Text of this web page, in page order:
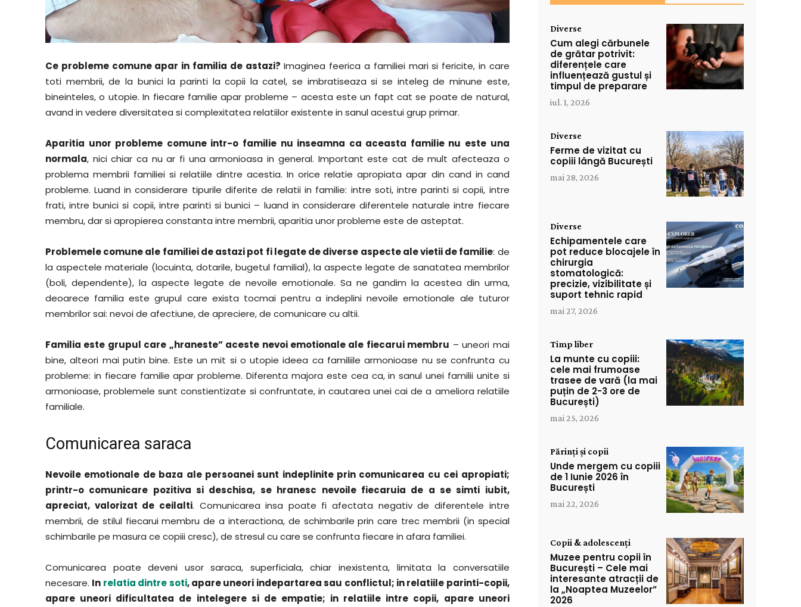
Ce probleme comune apar in familia de astazi? Imaginea feerica a familiei mari si fericite, in care
toti membrii, de la bunici la parinti la copii la catel, se imbratiseaza si se inteleg de minune este,
bineinteles, o utopie. In fiecare familie apar probleme – acesta este un fapt cat se poate de natural,
avand in vedere diversitatea si complexitatea relatiilor existente in sanul acestui grup primar.
Aparitia unor probleme comune intr-o familie nu inseamna ca aceasta familie nu este una
normala, nici chiar ca nu ar fi una armonioasa in general. Important este cat de mult afecteaza o
problema membrii familiei si relatiile dintre acestia. In orice relatie apropiata apar din cand in cand
probleme. Luand in considerare tipurile diferite de relatii in familie: intre soti, intre parinti si copii, intre
frati, intre bunici si copii, intre parinti si bunici – luand in considerare diferentele naturale intre fiecare
membru, dar si apropierea constanta intre membrii, aparitia unor probleme este de asteptat.
Problemele comune ale familiei de astazi pot fi legate de diverse aspecte ale vietii de familie: de
la aspectele materiale (locuinta, dotarile, bugetul familial), la aspecte legate de sanatatea membrilor
(boli, dependente), la aspecte legate de nevoile emotionale. Sa ne gandim la acestea din urma,
deoarece familia este grupul care exista tocmai pentru a indeplini nevoile emotionale ale tuturor
membrilor sai: nevoi de afectiune, de apreciere, de comunicare cu altii.
Familia este grupul care „hraneste” aceste nevoi emotionale ale fiecarui membru – uneori mai
bine, alteori mai putin bine. Este un mit si o utopie ideea ca familiile armonioase nu se confrunta cu
probleme: in fiecare familie apar probleme. Diferenta majora este cea ca, in sanul unei familii unite si
armonioase, problemele sunt constientizate si confruntate, in cautarea unei cai de a ameliora relatiile
familiale.
Comunicarea saraca
Nevoile emotionale de baza ale persoanei sunt indeplinite prin comunicarea cu cei apropiati;
printr-o comunicare pozitiva si deschisa, se hranesc nevoile fiecaruia de a se simti iubit,
apreciat, valorizat de ceilalti. Comunicarea insa poate fi afectata negativ de diferentele intre
membrii, de stilul fiecarui membru de a interactiona, de schimbarile prin care trec membrii (in special
schimbarile pe masura ce copiii cresc), de stresul cu care se confrunta fiecare in afara familiei.
Comunicarea poate deveni usor saraca, superficiala, chiar inexistenta, limitata la conversatiile
necesare. In relatia dintre soti, apare uneori indepartarea sau conflictul; in relatiile parinti-copii,
apare uneori dificultatea de intelegere si de empatie; in relatiile intre copii, apare uneori
Diverse
Cum alegi cărbunele
de grătar potrivit:
diferențele care
influențează gustul și
timpul de preparare
iul. 1, 2026
Diverse
Ferme de vizitat cu
copiii lângă București
mai 28, 2026
Diverse
Echipamentele care
pot reduce blocajele în
chirurgia
stomatologică:
precizie, vizibilitate și
suport tehnic rapid
mai 27, 2026
Timp liber
La munte cu copiii:
cele mai frumoase
trasee de vară (la mai
puțin de 2-3 ore de
București)
mai 25, 2026
Părinți și copii
Unde mergem cu copiii
de 1 Iunie 2026 în
București
mai 22, 2026
Copii & adolescenți
Muzee pentru copii în
București – Cele mai
interesante atracții de
la „Noaptea Muzeelor”
2026